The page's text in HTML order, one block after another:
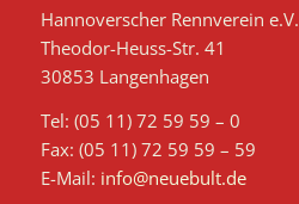
Hannoverscher Rennverein e.V.
Theodor-Heuss-Str. 41
30853 Langenhagen
Tel: (05 11) 72 59 59 – 0
Fax: (05 11) 72 59 59 – 59
E-Mail: info@neuebult.de